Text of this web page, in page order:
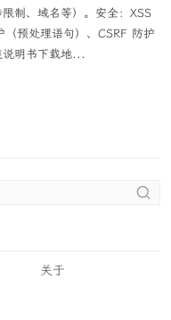
制、域名等）。安全：XSS
预处理语句）、CSRF 防护
说明书下载地...
关于